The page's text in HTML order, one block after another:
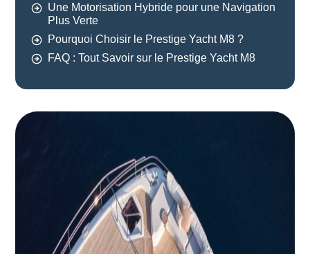
Une Motorisation Hybride pour une Navigation
Plus Verte
Pourquoi Choisir le Prestige Yacht M8 ?
FAQ : Tout Savoir sur le Prestige Yacht M8